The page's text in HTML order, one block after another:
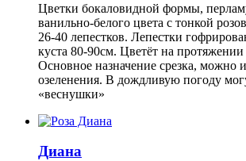
Цветки бокаловидной формы,
ванильно-белого цвета с тонкой
26-40 лепестков. Лепестки
куста 80-90см. Цветёт на протяжении
Основное назначение срезка, можно
озеленения. В дождливую погоду
«веснушки»
Диана